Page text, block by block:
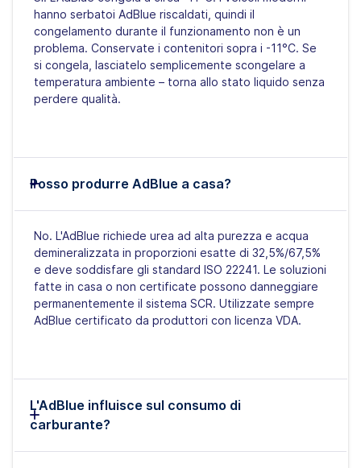
hanno serbatoi AdBlue riscaldati, quindi il
congelamento durante il funzionamento non è un
problema. Conservate i contenitori sopra i -11°C. Se
si congela, lasciatelo semplicemente scongelare a
temperatura ambiente – torna allo stato liquido senza
perdere qualità.
Posso produrre AdBlue a casa?
No. L'AdBlue richiede urea ad alta purezza e acqua
demineralizzata in proporzioni esatte di 32,5%/67,5%
e deve soddisfare gli standard ISO 22241. Le soluzioni
fatte in casa o non certificate possono danneggiare
permanentemente il sistema SCR. Utilizzate sempre
AdBlue certificato da produttori con licenza VDA.
L'AdBlue influisce sul consumo di
carburante?